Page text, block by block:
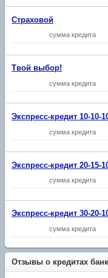
Страховой
сумма кредита
Твой выбор!
сумма кредита
Экспресс-кредит 10-10-
сумма кредита
Экспресс-кредит 20-15-
сумма кредита
Экспресс-кредит 30-20-
сумма кредита
Отзывы о кредитах